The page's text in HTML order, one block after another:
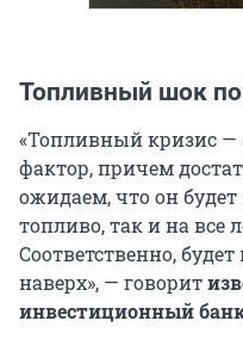
Топливный шок
«Топливный кризис
фактор, причем
ожидаем, что он
топливо, так и на все
Соответственно,
наверх», — говорит
инвестиционный